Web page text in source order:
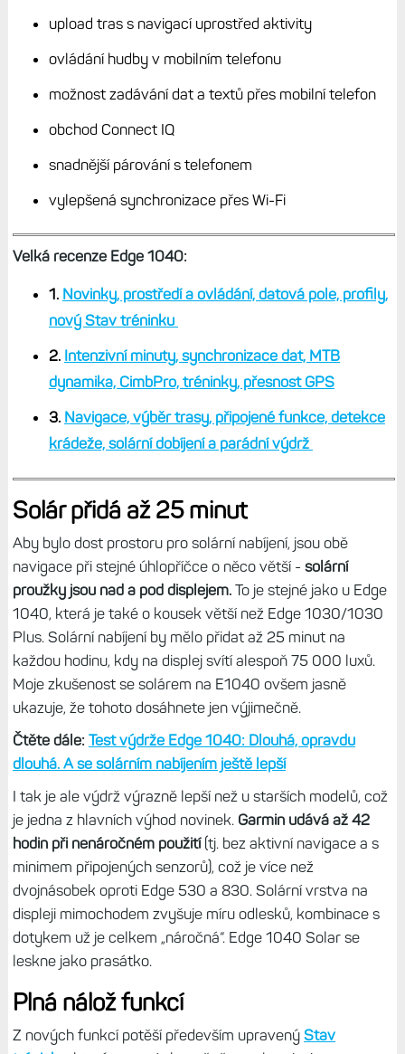
upload tras s navigací uprostřed aktivity
ovládání hudby v mobilním telefonu
možnost zadávání dat a textů přes mobilní telefon
obchod Connect IQ
snadnější párování s telefonem
vylepšená synchronizace přes Wi-Fi
Velká recenze Edge 1040:
1. Novinky, prostředí a ovládání, datová pole, profily,
nový Stav tréninku
2. Intenzivní minuty, synchronizace dat, MTB
dynamika, CimbPro, tréninky, přesnost GPS
3. Navigace, výběr trasy, připojené funkce, detekce
krádeže, solární dobíjení a parádní výdrž
Solár přidá až 25 minut
Aby bylo dost prostoru pro solární nabíjení, jsou obě
navigace při stejné úhlopříčce o něco větší - solární
proužky jsou nad a pod displejem.To je stejné jako u Edge
1040, která je také o kousek větší než Edge 1030/1030
Plus. Solární nabíjení by mělo přidat až 25 minut na
každou hodinu, kdy na displej svítí alespoň 75 000 luxů.
Moje zkušenost se solárem na E1040 ovšem jasně
ukazuje, že tohoto dosáhnete jen výjimečně.
Čtěte dále: Test výdrže Edge 1040: Dlouhá, opravdu
dlouhá. A se solárním nabíjením ještě lepší
I tak je ale výdrž výrazně lepší než u starších modelů, což
je jedna z hlavních výhod novinek. Garmin udává až 42
hodin při nenáročném použití(tj. bez aktivní navigace a s
minimem připojených senzorů), což je více než
dvojnásobek oproti Edge 530 a 830. Solární vrstva na
displeji mimochodem zvyšuje míru odlesků, kombinace s
dotykem už je celkem „náročná“. Edge 1040 Solar se
leskne jako prasátko.
Plná nálož funkcí
Z nových funkcí potěší především upravený Stav